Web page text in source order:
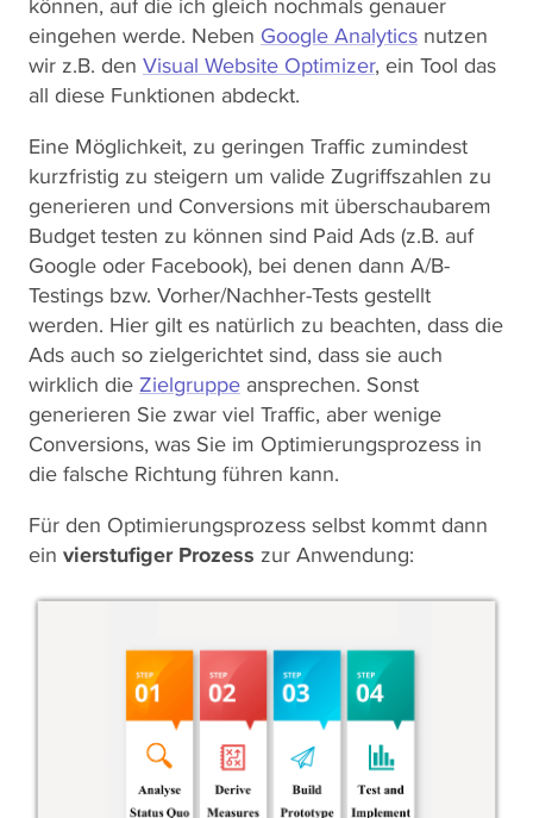
eingehen werde. Neben Google Analytics nutzen
wir z.B. den Visual Website Optimizer, ein Tool das
all diese Funktionen abdeckt.
Eine Möglichkeit, zu geringen Traffic zumindest
kurzfristig zu steigern um valide Zugriffszahlen zu
generieren und Conversions mit überschaubarem
Budget testen zu können sind Paid Ads (z.B. auf
Google oder Facebook), bei denen dann A/B-
Testings bzw. Vorher/Nachher-Tests gestellt
werden. Hier gilt es natürlich zu beachten, dass die
Ads auch so zielgerichtet sind, dass sie auch
wirklich die Zielgruppe ansprechen. Sonst
generieren Sie zwar viel Traffic, aber wenige
Conversions, was Sie im Optimierungsprozess in
die falsche Richtung führen kann.
Für den Optimierungsprozess selbst kommt dann
ein vierstufiger Prozess zur Anwendung: